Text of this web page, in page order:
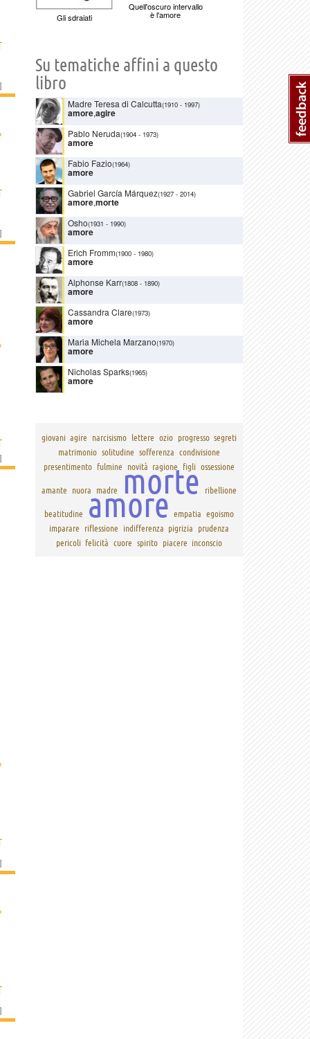
]
]
]
]
]
Gli sdraiati
Quell'oscuro intervallo
è l'amore
Su tematiche affini a questo
libro
Madre Teresa di Calcutta(1910 - 1997)
amore,agire
Pablo Neruda(1904 - 1973)
amore
Fabio Fazio(1964)
amore
Gabriel García Márquez(1927 - 2014)
amore,morte
Osho(1931 - 1990)
amore
Erich Fromm(1900 - 1980)
amore
Alphonse Karr(1808 - 1890)
amore
Cassandra Clare(1973)
amore
Maria Michela Marzano(1970)
amore
Nicholas Sparks(1965)
amore
giovani agire narcisismo lettere ozio progresso segreti
matrimonio solitudine sofferenza condivisione
presentimento fulmine novità ragione figli ossessione
amante nuora madre morte ribellione
beatitudine amore empatia egoismo
imparare
riflessione indifferenza pigrizia
prudenza
pericoli felicità cuore spirito piacere inconscio